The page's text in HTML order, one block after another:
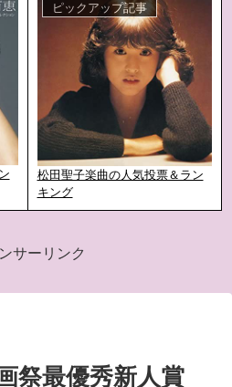
ピックアップ記事
松田聖子楽曲の人気投票＆ラン
キング
サーリンク
祭最優秀新人賞